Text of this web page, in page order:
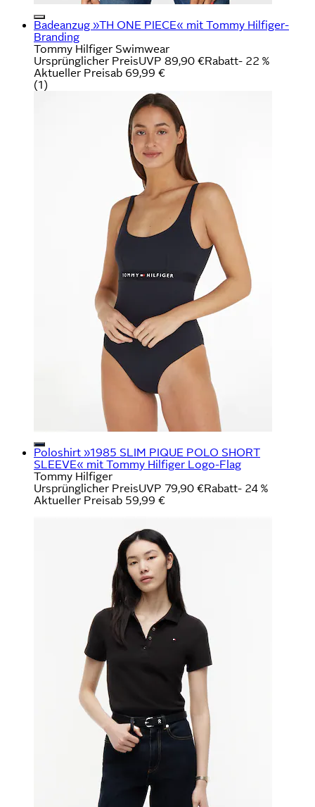
Badeanzug »TH ONE PIECE« mit Tommy Hilfiger-
Branding
Tommy Hilfiger Swimwear
Ursprünglicher PreisUVP 89,90 €Rabatt- 22 %
Aktueller Preisab 69,99 €
(1)
Poloshirt »1985 SLIM PIQUE POLO SHORT
SLEEVE« mit Tommy Hilfiger Logo-Flag
Tommy Hilfiger
Ursprünglicher PreisUVP 79,90 €Rabatt- 24 %
Aktueller Preisab 59,99 €